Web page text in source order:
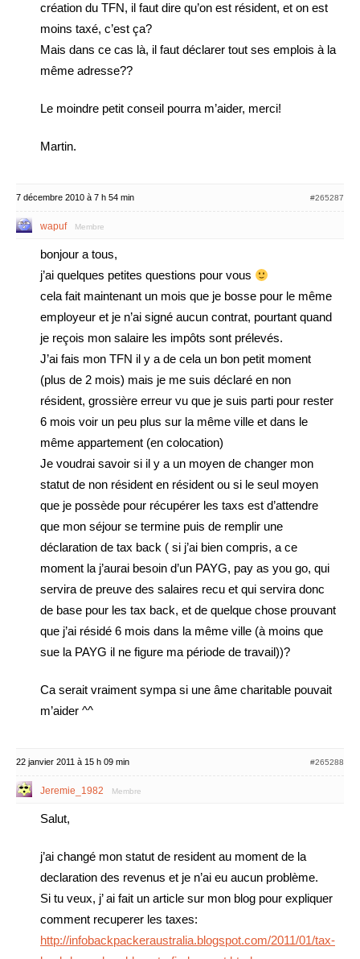
création du TFN, il faut dire qu’on est résident, et on est
moins taxé, c’est ça?
Mais dans ce cas là, il faut déclarer tout ses emplois à la
même adresse??
Le moindre petit conseil pourra m’aider, merci!
Martin.
7 décembre 2010 à 7 h 54 min #265287
wapuf Membre
bonjour a tous,
j’ai quelques petites questions pour vous
cela fait maintenant un mois que je bosse pour le même
employeur et je n’ai signé aucun contrat, pourtant quand
je reçois mon salaire les impôts sont prélevés.
J’ai fais mon TFN il y a de cela un bon petit moment
(plus de 2 mois) mais je me suis déclaré en non
résident, grossière erreur vu que je suis parti pour rester
6 mois voir un peu plus sur la même ville et dans le
même appartement (en colocation)
Je voudrai savoir si il y a un moyen de changer mon
statut de non résident en résident ou si le seul moyen
que je possède pour récupérer les taxs est d’attendre
que mon séjour se termine puis de remplir une
déclaration de tax back ( si j’ai bien compris, a ce
moment la j’aurai besoin d’un PAYG, pay as you go, qui
servira de preuve des salaires recu et qui servira donc
de base pour les tax back, et de quelque chose prouvant
que j’ai résidé 6 mois dans la même ville (à moins que
sue la PAYG il ne figure ma période de travail))?
Ca serait vraiment sympa si une âme charitable pouvait
m’aider ^^
22 janvier 2011 à 15 h 09 min #265288
Jeremie_1982 Membre
Salut,
j’ai changé mon statut de resident au moment de la
declaration des revenus et je n’ai eu aucun problème.
Si tu veux, j’ ai fait un article sur mon blog pour expliquer
comment recuperer les taxes:
http://infobackpackeraustralia.blogspot.com/2011/01/tax-